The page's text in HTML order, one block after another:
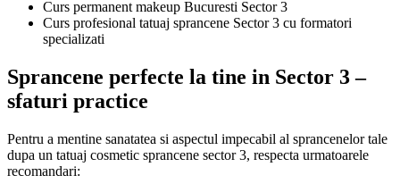
Curs permanent makeup Bucuresti Sector 3
Curs profesional tatuaj sprancene Sector 3 cu formatori
specializati
Sprancene perfecte la tine in Sector 3 –
sfaturi practice
Pentru a mentine sanatatea si aspectul impecabil al sprancenelor tale
dupa un tatuaj cosmetic sprancene sector 3, respecta urmatoarele
recomandari: